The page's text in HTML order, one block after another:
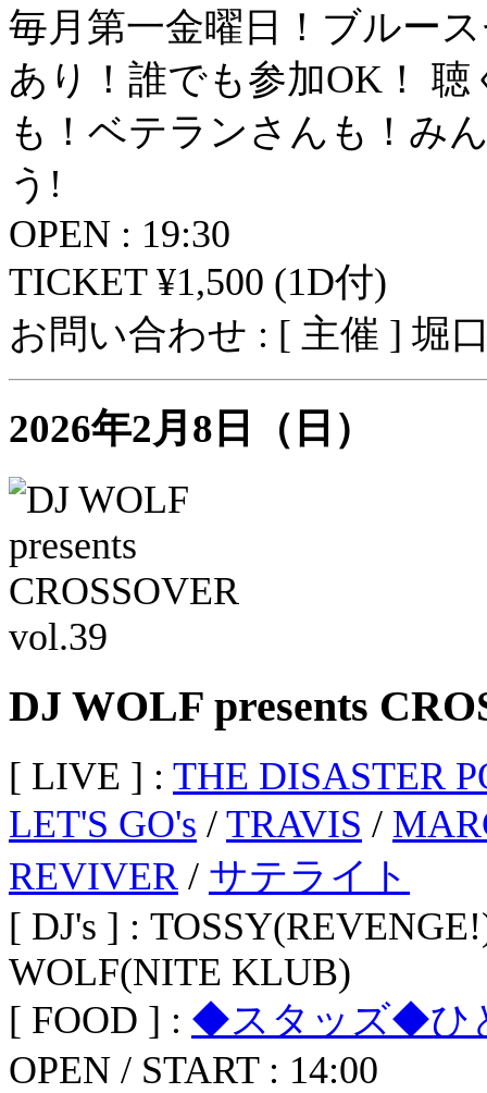
毎月第一金曜日！ブルー
あり！誰でも参加OK！
も！ベテランさんも！み
う!
OPEN : 19:30
TICKET ¥1,500 (1D付)
お問い合わせ : [ 主催 ] 堀
2026年2月8日（日）
DJ WOLF presents
[ LIVE ] : THE DISASTER
LET'S GO's / TRAVIS /
REVIVER / サテライト
[ DJ's ] :
WOLF(NITE KLUB)
[ FOOD ] : ◆スタッズ◆ひ
OPEN / START : 14:00